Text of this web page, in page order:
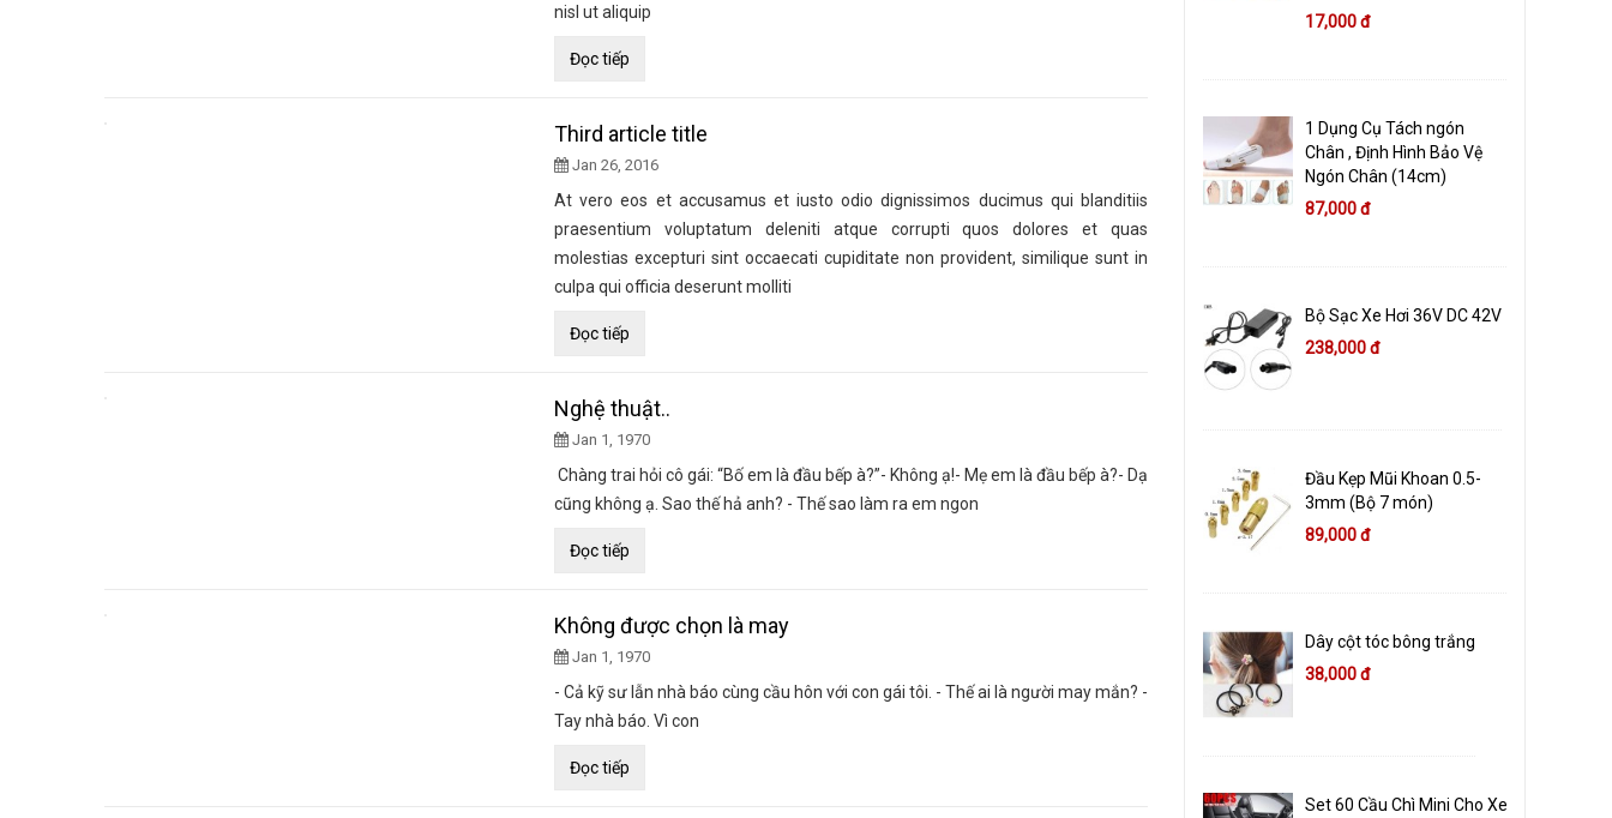
nisl ut aliquip
Đọc tiếp
Third article title
Jan 26, 2016
At vero eos et accusamus et iusto odio dignissimos ducimus qui blanditiis
praesentium voluptatum deleniti atque corrupti quos dolores et quas
molestias excepturi sint occaecati cupiditate non provident, similique sunt in
culpa qui officia deserunt molliti
Đọc tiếp
Nghệ thuật..
Jan 1, 1970
Chàng trai hỏi cô gái: “Bố em là đầu bếp à?”- Không ạ!- Mẹ em là đầu bếp à?- Dạ
cũng không ạ. Sao thế hả anh? - Thế sao làm ra em ngon
Đọc tiếp
Không được chọn là may
Jan 1, 1970
- Cả kỹ sư lẫn nhà báo cùng cầu hôn với con gái tôi. - Thế ai là người may mắn? -
Tay nhà báo. Vì con
Đọc tiếp
17,000 đ
1 Dụng Cụ Tách ngón
Chân , Định Hình Bảo Vệ
Ngón Chân (14cm)
87,000 đ
Bộ Sạc Xe Hơi 36V DC 42V
238,000 đ
Đầu Kẹp Mũi Khoan 0.5-
3mm (Bộ 7 món)
89,000 đ
Dây cột tóc bông trắng
38,000 đ
Set 60 Cầu Chì Mini Cho Xe